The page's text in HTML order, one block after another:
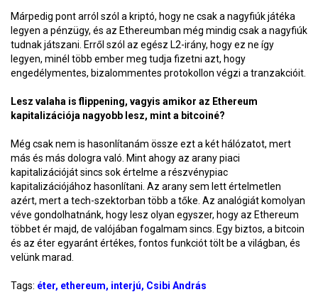
Márpedig pont arról szól a kriptó, hogy ne csak a nagyfiúk játéka
legyen a pénzügy, és az Ethereumban még mindig csak a nagyfiúk
tudnak játszani. Erről szól az egész L2-irány, hogy ez ne így
legyen, minél több ember meg tudja fizetni azt, hogy
engedélymentes, bizalommentes protokollon végzi a tranzakcióit.
Lesz valaha is flippening, vagyis amikor az Ethereum
kapitalizációja nagyobb lesz, mint a bitcoiné?
Még csak nem is hasonlítanám össze ezt a két hálózatot, mert
más és más dologra való. Mint ahogy az arany piaci
kapitalizációját sincs sok értelme a részvénypiac
kapitalizációjához hasonlítani. Az arany sem lett értelmetlen
azért, mert a tech-szektorban több a tőke. Az analógiát komolyan
véve gondolhatnánk, hogy lesz olyan egyszer, hogy az Ethereum
többet ér majd, de valójában fogalmam sincs. Egy biztos, a bitcoin
és az éter egyaránt értékes, fontos funkciót tölt be a világban, és
velünk marad.
Tags: éter ethereum interjú Csibi András